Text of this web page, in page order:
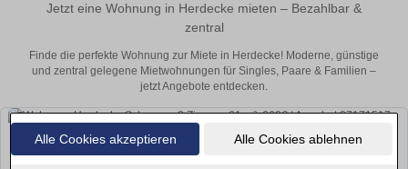
Alle Cookies akzeptieren Alle Cookies ablehnen
Jetzt eine Wohnung in Herdecke mieten – Bezahlbar &
zentral
Finde die perfekte Wohnung zur Miete in Herdecke! Moderne, günstige
und zentral gelegene Mietwohnungen für Singles, Paare & Familien –
jetzt Angebote entdecken.